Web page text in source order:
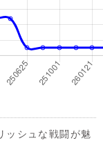
シュな戦闘が魅